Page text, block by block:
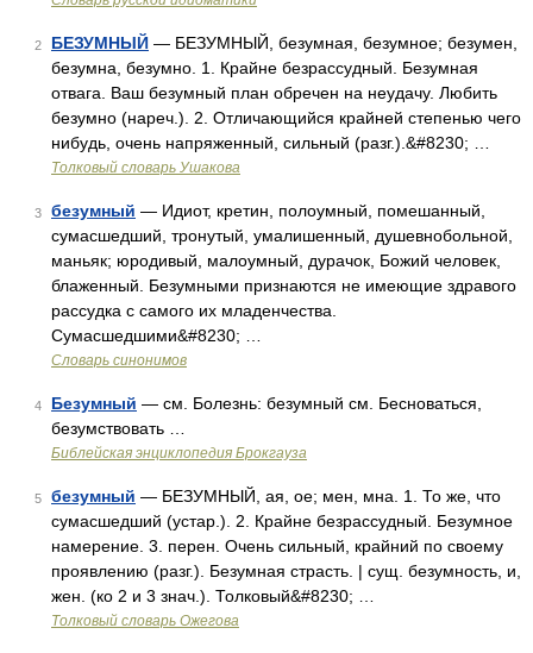
2 БЕЗУМНЫЙ — БЕЗУМНЫЙ, безумная, безумное; безумен,
безумна, безумно. 1. Крайне безрассудный. Безумная
отвага. Ваш безумный план обречен на неудачу. Любить
безумно (нареч.). 2. Отличающийся крайней степенью чего
нибудь, очень напряженный, сильный (разг.).&#8230; …
Толковый словарь Ушакова
3 безумный — Идиот, кретин, полоумный, помешанный,
сумасшедший, тронутый, умалишенный, душевнобольной,
маньяк; юродивый, малоумный, дурачок, Божий человек,
блаженный. Безумными признаются не имеющие здравого
рассудка с самого их младенчества.
Сумасшедшими&#8230; …
Словарь синонимов
4 Безумный — см. Болезнь: безумный см. Бесноваться,
безумствовать …
Библейская энциклопедия Брокгауза
5 безумный — БЕЗУМНЫЙ, ая, ое; мен, мна. 1. То же, что
сумасшедший (устар.). 2. Крайне безрассудный. Безумное
намерение. 3. перен. Очень сильный, крайний по своему
проявлению (разг.). Безумная страсть. | сущ. безумность, и,
жен. (ко 2 и 3 знач.). Толковый&#8230; …
Толковый словарь Ожегова